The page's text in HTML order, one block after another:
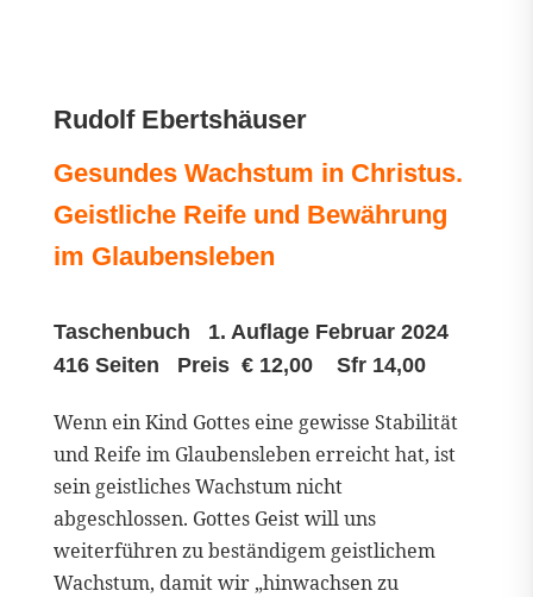
Rudolf Ebertshäuser
Gesundes Wachstum in Christus.
Geistliche Reife und Bewährung
im Glaubensleben
Taschenbuch 1. Auflage Februar 2024
416 Seiten Preis € 12,00 Sfr 14,00
Wenn ein Kind Gottes eine gewisse Stabilität
und Reife im Glaubensleben erreicht hat, ist
sein geistliches Wachstum nicht
abgeschlossen. Gottes Geist will uns
weiterführen zu beständigem geistlichem
Wachstum, damit wir „hinwachsen zu